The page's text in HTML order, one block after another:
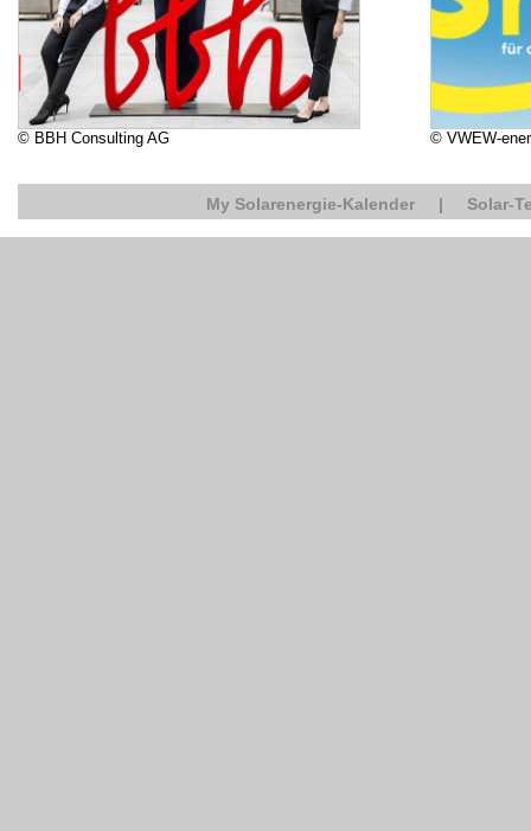
© BBH Consulting AG © VWEW-
My Solarenergie-Kalender | Solar-